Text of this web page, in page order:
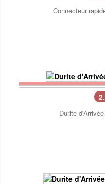
Connecteur
Durite